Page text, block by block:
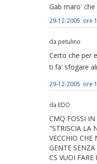
Gab maro'
29-12-2005 ore
da petulino
Certo che per
ti fa' sfogare
29-12-2005 ore
da EDO
CMQ FOSSI IN
"STRISCIA LA
VECCHIO
GENTE
CS VUOI